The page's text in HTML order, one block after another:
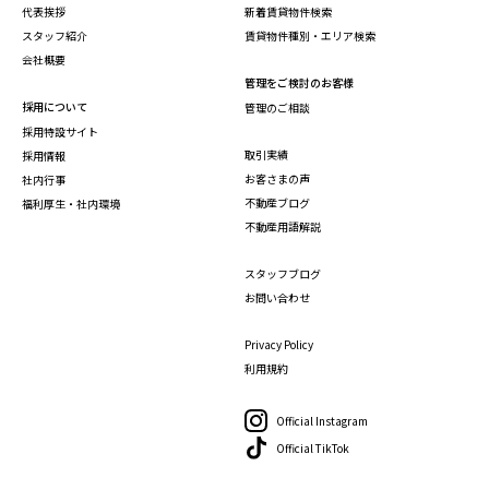
代表挨拶
スタッフ紹介
会社概要
採用について
採用特設サイト
採用情報
社内行事
福利厚生・社内環境
新着賃貸物件検索
賃貸物件種別・エリア検索
管理をご検討のお客様
管理のご相談
取引実績
お客さまの声
不動産ブログ
不動産用語解説
スタッフブログ
お問い合わせ
Privacy Policy
利用規約
Official Instagram
Official TikTok